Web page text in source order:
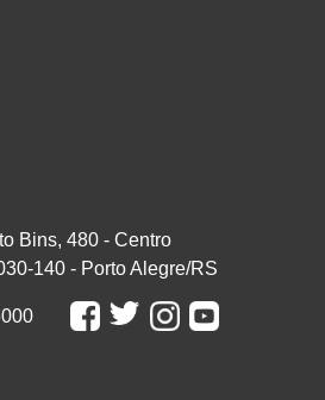
Bins, 480 - Centro
140 - Porto Alegre/RS